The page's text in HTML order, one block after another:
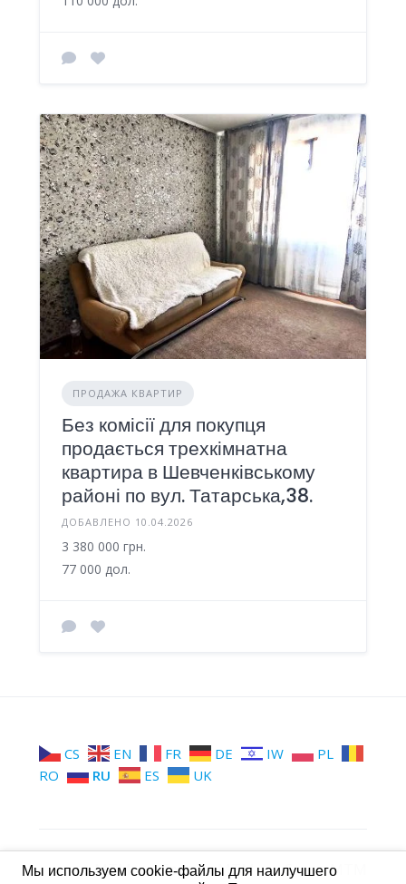
ПРОДАЖА КВАРТИР
Без комісії для покупця
продається трехкімнатна
квартира в Шевченківському
районі по вул. Татарська,38.
ДОБАВЛЕНО 10.04.2026
3 380 000 грн.
77 000 дол.
CS EN FR DE IW
PL
RO
RU ES UK
МТМ Группы МТМ Стена МТМ
Мы используем cookie-файлы для наилучшего